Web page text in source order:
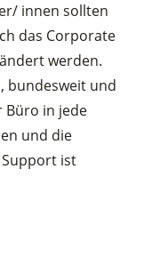
innen sollten
das Corporate
werden.
, bundesweit und
Büro in jede
und die
ist